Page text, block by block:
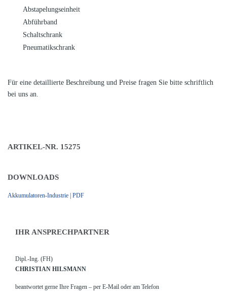
Abstapelungseinheit
Abführband
Schaltschrank
Pneumatikschrank
Für eine detaillierte Beschreibung und Preise fragen Sie bitte schriftlich
bei uns an.
ARTIKEL-NR. 15275
DOWNLOADS
Akkumulatoren-Industrie | PDF
IHR ANSPRECHPARTNER
Dipl.-Ing. (FH)
CHRISTIAN HILSMANN
beantwortet gerne Ihre Fragen – per E-Mail oder am Telefon